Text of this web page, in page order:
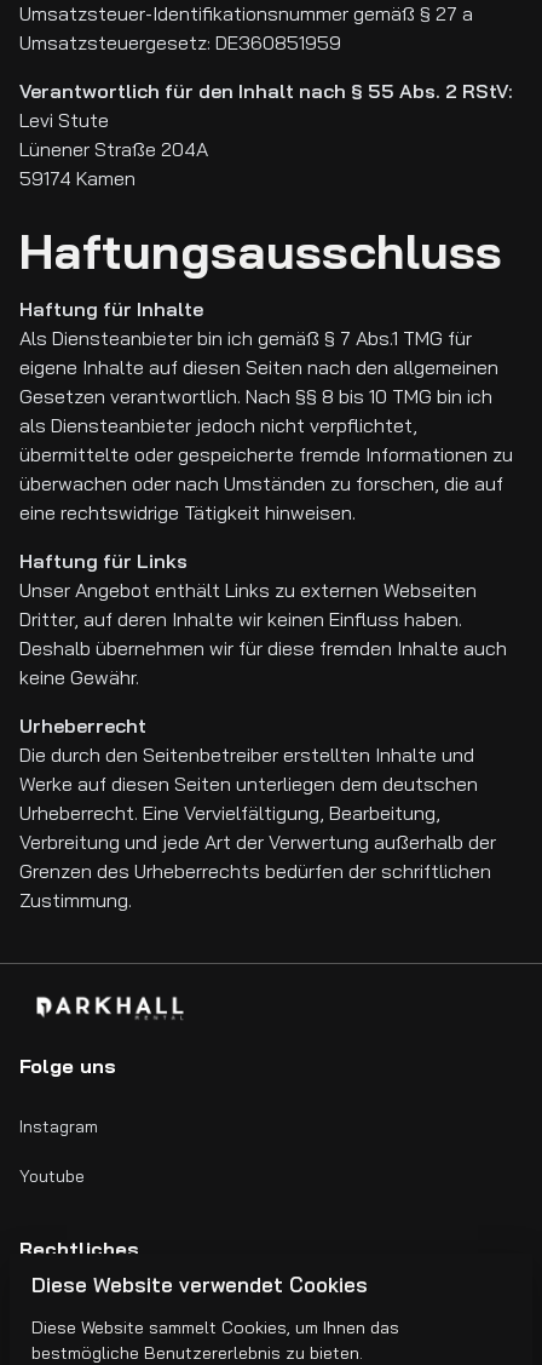
Umsatzsteuer-Identifikationsnummer gemäß § 27 a
Umsatzsteuergesetz: DE360851959
Verantwortlich für den Inhalt nach § 55 Abs. 2 RStV:
Levi Stute
Lünener Straße 204A
59174 Kamen
Haftungsausschluss
Haftung für Inhalte
Als Diensteanbieter bin ich gemäß § 7 Abs.1 TMG für
eigene Inhalte auf diesen Seiten nach den allgemeinen
Gesetzen verantwortlich. Nach §§ 8 bis 10 TMG bin ich
als Diensteanbieter jedoch nicht verpflichtet,
übermittelte oder gespeicherte fremde Informationen zu
überwachen oder nach Umständen zu forschen, die auf
eine rechtswidrige Tätigkeit hinweisen.
Haftung für Links
Unser Angebot enthält Links zu externen Webseiten
Dritter, auf deren Inhalte wir keinen Einfluss haben.
Deshalb übernehmen wir für diese fremden Inhalte auch
keine Gewähr.
Urheberrecht
Die durch den Seitenbetreiber erstellten Inhalte und
Werke auf diesen Seiten unterliegen dem deutschen
Urheberrecht. Eine Vervielfältigung, Bearbeitung,
Verbreitung und jede Art der Verwertung außerhalb der
Grenzen des Urheberrechts bedürfen der schriftlichen
Zustimmung.
Folge uns
Instagram
Youtube
Rechtliches
AGB's
Diese Website verwendet Cookies
Diese Website sammelt Cookies, um Ihnen das
bestmögliche Benutzererlebnis zu bieten.